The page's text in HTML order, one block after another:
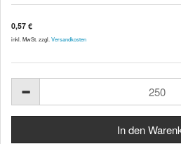
0,57 €
inkl. MwSt. zzgl. Versandkosten